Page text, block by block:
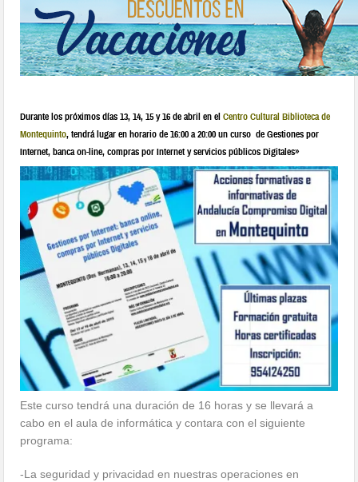
Durante los próximos días 13, 14, 15 y 16 de abril en elCentro Cultural Biblioteca de
Montequinto, tendrá lugar en horario de 16:00 a 20:00 un curso de Gestiones por
Internet, banca on-line, compras por Internet y servicios públicos Digitales»
Este curso tendrá una duración de 16 horas y se llevará a
cabo en el aula de informática y contara con el siguiente
programa:
-La seguridad y privacidad en nuestras operaciones en